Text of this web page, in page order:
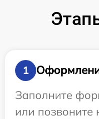
1
Заполните
или позвоните